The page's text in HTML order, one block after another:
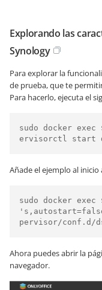
Explorando las
Synology
Para explorar la
de prueba, que te
Para hacerlo, ejecuta el
sudo docker
ervisorctl start
Añade el ejemplo al
sudo docker
pervisor/conf.d/
Ahora puedes abrir la
navegador.